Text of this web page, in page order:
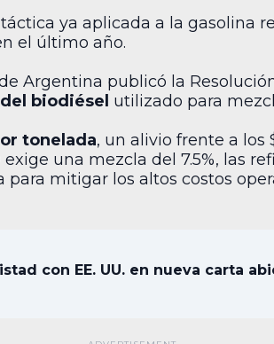
ya aplicada a la gasolina
el último año.
Argentina publicó la
biodiésel utilizado para
tonelada, un alivio frente a los
una mezcla del 7.5%, las
para mitigar los altos costos
con EE. UU. en nueva carta